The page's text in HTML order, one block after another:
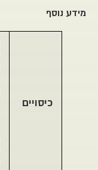
מידע נוסף
כיסויים